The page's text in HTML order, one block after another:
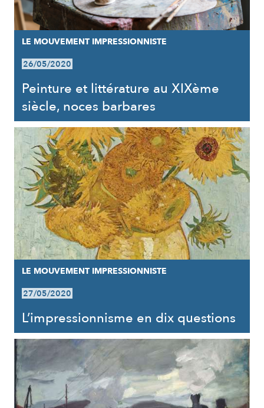
LE MOUVEMENT IMPRESSIONNISTE
26/05/2020
Peinture et littérature au XIXème
siècle, noces barbares
LE MOUVEMENT IMPRESSIONNISTE
27/05/2020
L’impressionnisme en dix questions